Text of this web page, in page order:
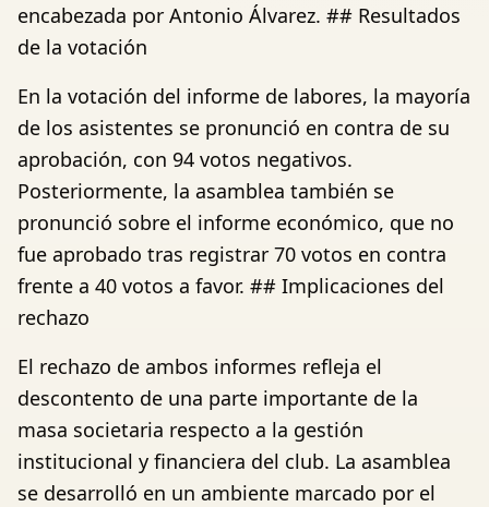
encabezada por Antonio Álvarez. ## Resultados
de la votación
En la votación del informe de labores, la mayoría
de los asistentes se pronunció en contra de su
aprobación, con 94 votos negativos.
Posteriormente, la asamblea también se
pronunció sobre el informe económico, que no
fue aprobado tras registrar 70 votos en contra
frente a 40 votos a favor. ## Implicaciones del
rechazo
El rechazo de ambos informes refleja el
descontento de una parte importante de la
masa societaria respecto a la gestión
institucional y financiera del club. La asamblea
se desarrolló en un ambiente marcado por el